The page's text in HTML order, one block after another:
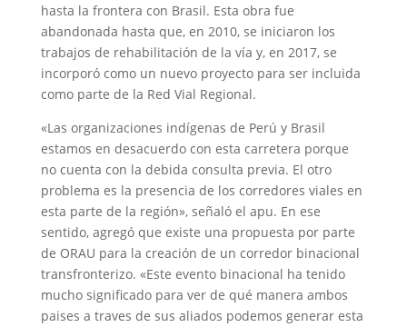
hasta la frontera con Brasil. Esta obra fue
abandonada hasta que, en 2010, se iniciaron los
trabajos de rehabilitación de la vía y, en 2017, se
incorporó como un nuevo proyecto para ser incluida
como parte de la Red Vial Regional.
«Las organizaciones indígenas de Perú y Brasil
estamos en desacuerdo con esta carretera porque
no cuenta con la debida consulta previa. El otro
problema es la presencia de los corredores viales en
esta parte de la región», señaló el apu. En ese
sentido, agregó que existe una propuesta por parte
de ORAU para la creación de un corredor binacional
transfronterizo. «Este evento binacional ha tenido
mucho significado para ver de qué manera ambos
paises a traves de sus aliados podemos generar esta